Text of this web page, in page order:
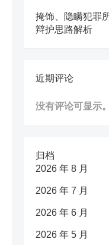
掩饰、隐瞒犯罪
辩护思路解析
近期评论
没有评论可显示。
归档
2026 年 8 月
2026 年 7 月
2026 年 6 月
2026 年 5 月